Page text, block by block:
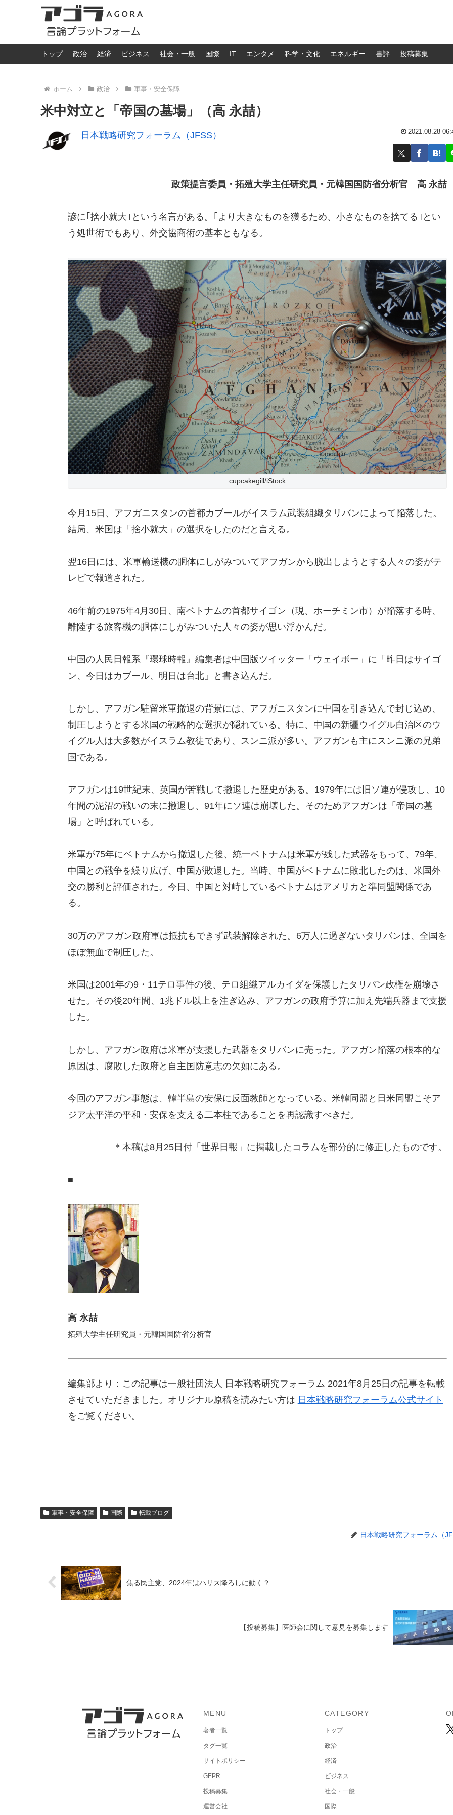
トップ 政治 経済 ビジネス 社会・一般 国際 IT エンタメ 科学・文化 エネルギー 書評 投稿募集
ホーム 政治 軍事・安全保障
米中対立と「帝国の墓場」（高 永喆）
日本戦略研究フォーラム（JFSS） 2021.08.28
政策提言委員・拓殖大学主任研究員・元韓国国防省分析官 高 永喆
諺に｢捨小就大｣という名言がある。｢より大きなものを獲るため、小さなものを捨てる｣とい
う処世術でもあり、外交協商術の基本ともなる。
cupcakegill/iStock
今月15日、アフガニスタンの首都カブールがイスラム武装組織タリバンによって陥落した。
結局、米国は「捨小就大」の選択をしたのだと言える。
翌16日には、米軍輸送機の胴体にしがみついてアフガンから脱出しようとする人々の姿がテ
レビで報道された。
46年前の1975年4月30日、南ベトナムの首都サイゴン（現、ホーチミン市）が陥落する時、
離陸する旅客機の胴体にしがみついた人々の姿が思い浮かんだ。
中国の人民日報系『環球時報』編集者は中国版ツイッター「ウェイボー」に「昨日はサイゴ
ン、今日はカブール、明日は台北」と書き込んだ。
しかし、アフガン駐留米軍撤退の背景には、アフガニスタンに中国を引き込んで封じ込め、
制圧しようとする米国の戦略的な選択が隠れている。特に、中国の新疆ウイグル自治区のウ
イグル人は大多数がイスラム教徒であり、スンニ派が多い。アフガンも主にスンニ派の兄弟
国である。
アフガンは19世紀末、英国が苦戦して撤退した歴史がある。1979年には旧ソ連が侵攻し、10
年間の泥沼の戦いの末に撤退し、91年にソ連は崩壊した。そのためアフガンは「帝国の墓
場」と呼ばれている。
米軍が75年にベトナムから撤退した後、統一ベトナムは米軍が残した武器をもって、79年、
中国との戦争を繰り広げ、中国が敗退した。当時、中国がベトナムに敗北したのは、米国外
交の勝利と評価された。今日、中国と対峙しているベトナムはアメリカと準同盟関係であ
る。
30万のアフガン政府軍は抵抗もできず武装解除された。6万人に過ぎないタリバンは、全国を
ほぼ無血で制圧した。
米国は2001年の9・11テロ事件の後、テロ組織アルカイダを保護したタリバン政権を崩壊さ
せた。その後20年間、1兆ドル以上を注ぎ込み、アフガンの政府予算に加え先端兵器まで支援
した。
しかし、アフガン政府は米軍が支援した武器をタリバンに売った。アフガン陥落の根本的な
原因は、腐敗した政府と自主国防意志の欠如にある。
今回のアフガン事態は、韓半島の安保に反面教師となっている。米韓同盟と日米同盟こそア
ジア太平洋の平和・安保を支える二本柱であることを再認識すべきだ。
＊本稿は8月25日付「世界日報」に掲載したコラムを部分的に修正したものです。
■
高 永喆
拓殖大学主任研究員・元韓国国防省分析官
編集部より：この記事は一般社団法人 日本戦略研究フォーラム 2021年8月25日の記事を転載
させていただきました。オリジナル原稿を読みたい方は 日本戦略研究フォーラム公式サイト
をご覧ください。
軍事・安全保障 国際 転載ブログ
日本戦略研究フォーラム（
焦る民主党、2024年はハリス降ろしに動く？
【投稿募集】医師会に関して意見を募集します
MENU
著者一覧
タグ一覧
サイトポリシー
GEPR
投稿募集
運営会社
CATEGORY
トップ
政治
経済
ビジネス
社会・一般
国際